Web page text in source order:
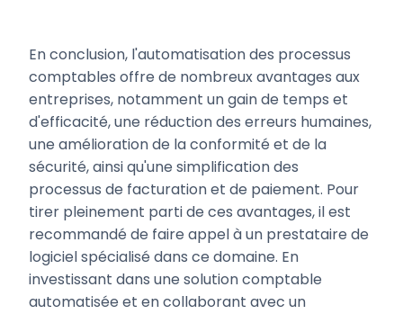
En conclusion, l'automatisation des processus
comptables offre de nombreux avantages aux
entreprises, notamment un gain de temps et
d'efficacité, une réduction des erreurs humaines,
une amélioration de la conformité et de la
sécurité, ainsi qu'une simplification des
processus de facturation et de paiement. Pour
tirer pleinement parti de ces avantages, il est
recommandé de faire appel à un prestataire de
logiciel spécialisé dans ce domaine. En
investissant dans une solution comptable
automatisée et en collaborant avec un